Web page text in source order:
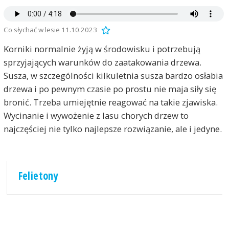
Co słychać w lesie 11.10.2023
Korniki normalnie żyją w środowisku i potrzebują
sprzyjających warunków do zaatakowania drzewa.
Susza, w szczególności kilkuletnia susza bardzo osłabia
drzewa i po pewnym czasie po prostu nie maja siły się
bronić. Trzeba umiejętnie reagować na takie zjawiska.
Wycinanie i wywożenie z lasu chorych drzew to
najczęściej nie tylko najlepsze rozwiązanie, ale i jedyne.
Felietony